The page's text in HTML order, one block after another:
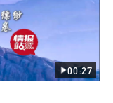
00:27